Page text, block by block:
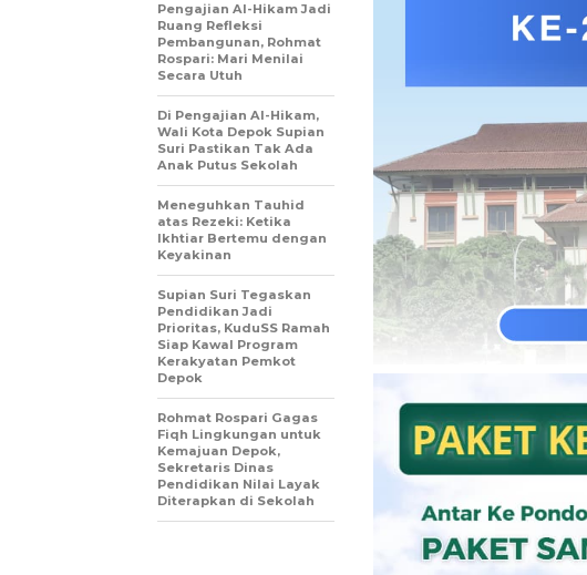
Pengajian Al-Hikam Jadi
Ruang Refleksi
Pembangunan, Rohmat
Rospari: Mari Menilai
Secara Utuh
Di Pengajian Al-Hikam,
Wali Kota Depok Supian
Suri Pastikan Tak Ada
Anak Putus Sekolah
Meneguhkan Tauhid
atas Rezeki: Ketika
Ikhtiar Bertemu dengan
Keyakinan
Supian Suri Tegaskan
Pendidikan Jadi
Prioritas, KuduSS Ramah
Siap Kawal Program
Kerakyatan Pemkot
Depok
Rohmat Rospari Gagas
Fiqh Lingkungan untuk
Kemajuan Depok,
Sekretaris Dinas
Pendidikan Nilai Layak
Diterapkan di Sekolah